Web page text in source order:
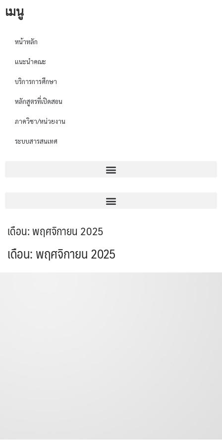
เมนู
หน้าหลัก
แนะนำคณะ
บริการการศึกษา
หลักสูตรที่เปิดสอน
ภาควิชา/หน่วยงาน
ระบบสารสนเทศ
เดือน:พฤศจิกายน 2025
เดือน:พฤศจิกายน 2025